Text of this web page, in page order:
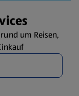
um Reisen,